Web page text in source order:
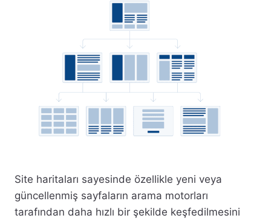
Site haritaları sayesinde özellikle yeni veya
güncellenmiş sayfaların arama motorları
tarafından daha hızlı bir şekilde keşfedilmesini